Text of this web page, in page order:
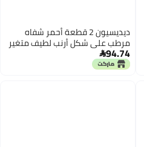
ديديسيون 2 قطعة أحمر شفاه
مرطب على شكل أرنب لطيف متغير
اللون للنساء للعناية بالشفاه
المغذية
94.74